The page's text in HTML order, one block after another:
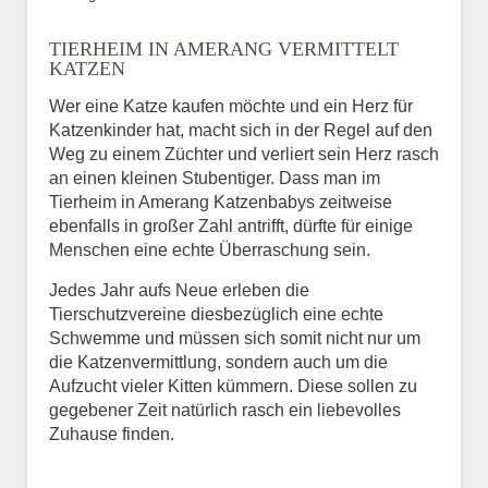
BILD HOCHLADEN
Vermisst seit
Ort des Verschwindens
TIERHEIM IN AMERANG VERMITTELT
KATZEN
Wer eine Katze kaufen möchte und ein Herz für
Katzenkinder hat, macht sich in der Regel auf den
Weg zu einem Züchter und verliert sein Herz rasch
an einen kleinen Stubentiger. Dass man im
Tierheim in Amerang Katzenbabys zeitweise
ebenfalls in großer Zahl antrifft, dürfte für einige
Menschen eine echte Überraschung sein.
Jedes Jahr aufs Neue erleben die
Tierschutzvereine diesbezüglich eine echte
Schwemme und müssen sich somit nicht nur um
die Katzenvermittlung, sondern auch um die
Aufzucht vieler Kitten kümmern. Diese sollen zu
gegebener Zeit natürlich rasch ein liebevolles
Zuhause finden.